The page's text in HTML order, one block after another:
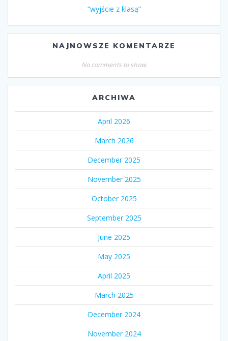
“wyjście z klasą”
NAJNOWSZE KOMENTARZE
No comments to show.
ARCHIWA
April 2026
March 2026
December 2025
November 2025
October 2025
September 2025
June 2025
May 2025
April 2025
March 2025
December 2024
November 2024